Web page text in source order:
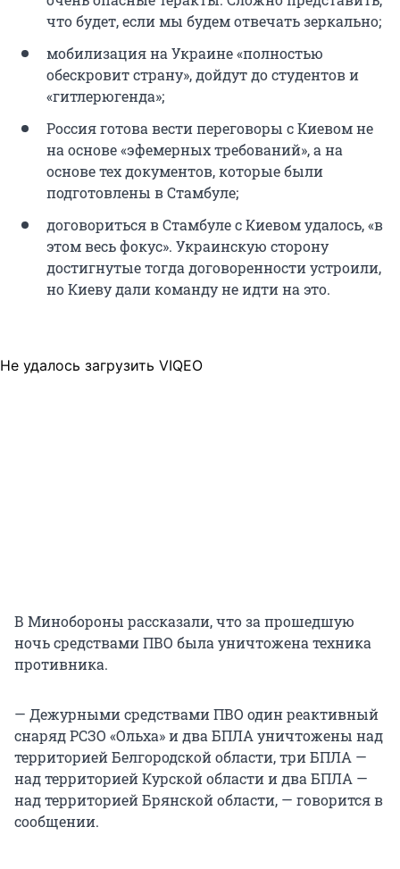
что будет, если мы будем отвечать зеркально;
мобилизация на Украине «полностью
обескровит страну», дойдут до студентов и
«гитлерюгенда»;
Россия готова вести переговоры с Киевом не
на основе «эфемерных требований», а на
основе тех документов, которые были
подготовлены в Стамбуле;
договориться в Стамбуле с Киевом удалось, «в
этом весь фокус». Украинскую сторону
достигнутые тогда договоренности устроили,
но Киеву дали команду не идти на это.
Не удалось загрузить VIQEO
В Минобороны рассказали, что за прошедшую
ночь средствами ПВО была уничтожена техника
противника.
— Дежурными средствами ПВО один реактивный
снаряд РСЗО «Ольха» и два БПЛА уничтожены над
территорией Белгородской области, три БПЛА —
над территорией Курской области и два БПЛА —
над территорией Брянской области, — говорится в
сообщении.